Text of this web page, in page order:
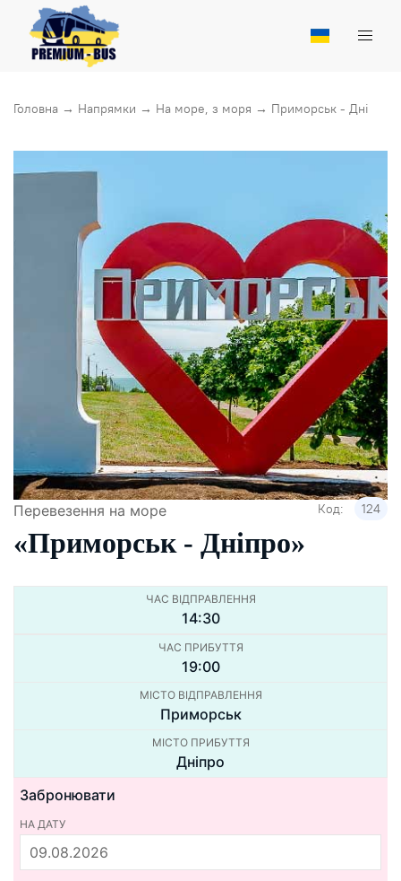
Головна → Напрямки → На море, з моря → Приморськ - Днiпро
Перевезення на море Код: 124
«Приморськ - Днiпро»
ЧАС ВІДПРАВЛЕННЯ
14:30
ЧАС ПРИБУТТЯ
19:00
МІСТО ВІДПРАВЛЕННЯ
Приморськ
МІСТО ПРИБУТТЯ
Дніпро
Забронювати
НА ДАТУ